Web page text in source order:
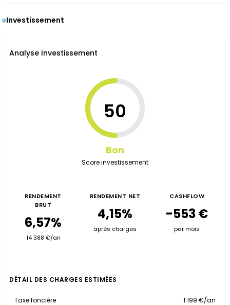
Investissement
Analyse Investissement
50
Bon
Score investissement
RENDEMENT
BRUT
6,57%
14 388 €/an
RENDEMENT NET
4,15%
après charges
CASHFLOW
-553 €
par mois
DÉTAIL DES CHARGES ESTIMÉES
Taxe foncière 1 199 €/an